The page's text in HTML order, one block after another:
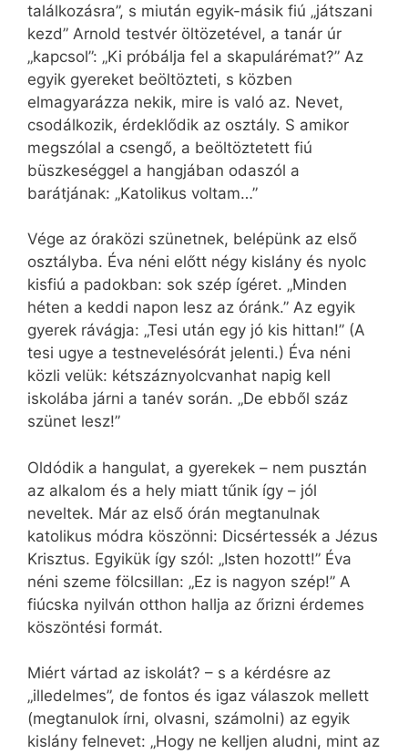
találkozásra”, s miután egyik-másik fiú „játszani
kezd” Arnold testvér öltözetével, a tanár úr
„kapcsol”: „Ki próbálja fel a skapulárémat?” Az
egyik gyereket beöltözteti, s közben
elmagyarázza nekik, mire is való az. Nevet,
csodálkozik, érdeklődik az osztály. S amikor
megszólal a csengő, a beöltöztetett fiú
büszkeséggel a hangjában odaszól a
barátjának: „Katolikus voltam…”
Vége az óraközi szünetnek, belépünk az első
osztályba. Éva néni előtt négy kislány és nyolc
kisfiú a padokban: sok szép ígéret. „Minden
héten a keddi napon lesz az óránk.” Az egyik
gyerek rávágja: „Tesi után egy jó kis hittan!” (A
tesi ugye a testnevelésórát jelenti.) Éva néni
közli velük: kétszáznyolcvanhat napig kell
iskolába járni a tanév során. „De ebből száz
szünet lesz!”
Oldódik a hangulat, a gyerekek – nem pusztán
az alkalom és a hely miatt tűnik így – jól
neveltek. Már az első órán megtanulnak
katolikus módra köszönni: Dicsértessék a Jézus
Krisztus. Egyikük így szól: „Isten hozott!” Éva
néni szeme fölcsillan: „Ez is nagyon szép!” A
fiúcska nyilván otthon hallja az őrizni érdemes
köszöntési formát.
Miért vártad az iskolát? – s a kérdésre az
„illedelmes”, de fontos és igaz válaszok mellett
(megtanulok írni, olvasni, számolni) az egyik
kislány felnevet: „Hogy ne kelljen aludni, mint az